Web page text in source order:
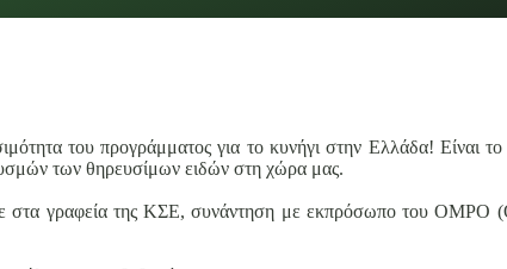
του προγράμματος για το κυνήγι στην Ελλάδα! Είναι το
των θηρευσίμων ειδών στη χώρα μας.
στα γραφεία της ΚΣΕ, συνάντηση με εκπρόσωπο του OMPO